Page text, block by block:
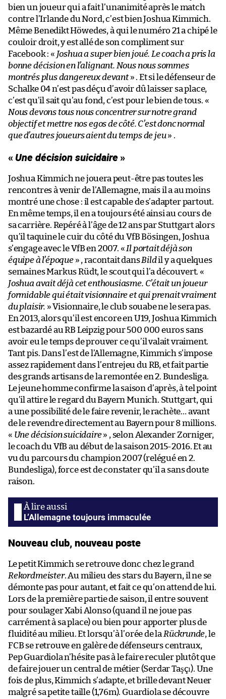
bien un joueur qui a fait l’unanimité après le match
contre l’Irlande du Nord, c’est bien Joshua Kimmich.
Même Benedikt Höwedes, à qui le numéro 21 a chipé le
couloir droit, y est allé de son compliment sur
Facebook : « Joshua a super bien joué. Le coach a pris la
bonne décision en l’alignant. Nous nous sommes
montrés plus dangereux devant» . Et si le défenseur de
Schalke 04 n’est pas déçu d’avoir dû laisser sa place,
c’est qu’il sait qu’au fond, c’est pour le bien de tous. «
Nous devons tous nous concentrer sur notre grand
objectif et mettre nos egos de côté. C’est donc normal
que d’autres joueurs aient du temps de jeu» .
«Une décision suicidaire»
Joshua Kimmich ne jouera peut-être pas toutes les
rencontres à venir de l’Allemagne, mais il a au moins
montré une chose : il est capable de s’adapter partout.
En même temps, il en a toujours été ainsi au cours de
sa carrière. Repéré à l’âge de 12 ans par Stuttgart alors
qu’il taquine le cuir du côté du VfB Bösingen, Joshua
s’engage avec le VfB en 2007. « Il portait déjà son
équipe à l’époque» , racontait dansBildil y a quelques
semaines Markus Rüdt, le scout qui l’a découvert. «
Joshua avait déjà cet enthousiasme. C’était un joueur
formidable qui était visionnaire et qui prenait vraiment
du plaisir. » Visionnaire, le club souabe ne le sera pas.
En 2013, alors qu’il est encore en U19, Joshua Kimmich
est bazardé au RB Leipzig pour 500 000 euros sans
avoir eu le temps de prouver ce qu’il valait vraiment.
Tant pis. Dans l’est de l’Allemagne, Kimmich s’impose
assez rapidement dans l’entrejeu du RB, et fait partie
des grands artisans de la remontée en 2. Bundesliga.
Le jeune homme confirme la saison d’après, à tel point
qu’il attire le regard du Bayern Munich. Stuttgart, qui
a une possibilité de le faire revenir, le rachète… avant
de le revendre directement au Bayern pour 8 millions.
« Une décision suicidaire» , selon Alexander Zorniger,
le coach du VfB au début de la saison 2015-2016. Et au
vu du parcours du champion 2007 (relégué en 2.
Bundesliga), force est de constater qu’il a sans doute
raison.
‏L’Allemagne toujours immaculée
Nouveau club, nouveau poste
Le petit Kimmich se retrouve donc chez le grand
Rekordmeister. Au milieu des stars du Bayern, il ne se
démonte pas pour autant, et fait ce qu’on attend de lui.
Lors de la première partie de saison, il entre souvent
pour soulager Xabi Alonso (quand il ne joue pas
carrément à sa place) ou bien pour apporter plus de
fluidité au milieu. Et lorsqu’à l’orée de la Rückrunde, le
FCB se retrouve en galère de défenseurs centraux,
Pep Guardiola n’hésite pas à le faire reculer plutôt que
de faire jouer un central de métier (Serdar Taşçı). Une
fois de plus, Kimmich s’adapte, et brille devant Neuer
malgré sa petite taille (1,76m). Guardiola se découvre